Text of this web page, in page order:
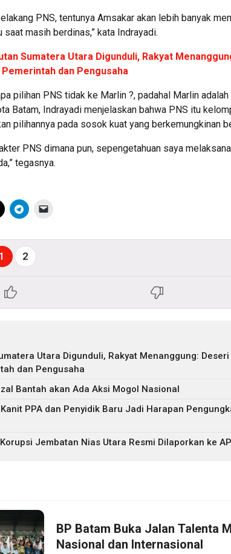
PNS, tentunya Amsakar akan lebih banyak
saat masih berdinas,” kata Indrayadi.
Sumatera Utara Digunduli, Rakyat
dan Pengusaha
pilihan PNS tidak ke Marlin ?, padahal Marlin
Batam, Indrayadi menjelaskan bahwa PNS itu
pilihannya pada sosok kuat yang berkemungkinan
PNS dimana pun, sepengetahuan saya
tegasnya.
1 2
Utara Digunduli, Rakyat Menanggung:
dan Pengusaha
Bantah akan Ada Aksi Mogol Nasional
Kanit PPA dan Penyidik Baru Jadi Harapan
Jembatan Nias Utara Resmi Dilaporkan ke
BP Batam Buka Jalan Talenta
Nasional dan Internasional